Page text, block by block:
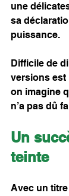
une
sa
puissance.
Difficile de
versions est
on imagine
n’a pas dû
Un
teinte
Avec un